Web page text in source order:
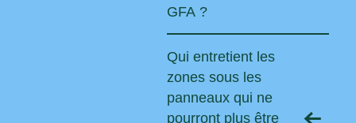
GFA ?
Qui entretient les
zones sous les
panneaux qui ne
pourront plus être